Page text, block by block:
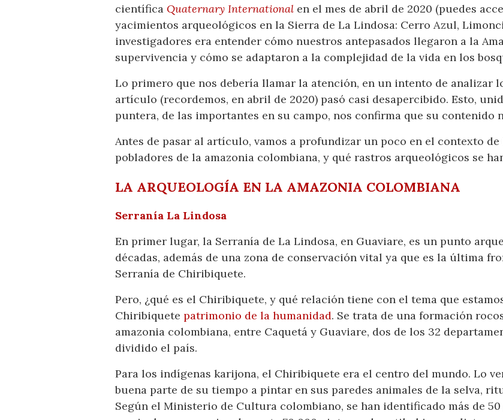
científica Quaternary International en el mes de abril de 2020 (puedes
yacimientos arqueológicos en la Sierra de La Lindosa: Cerro Azul,
investigadores era entender cómo nuestros antepasados llegaron a la
supervivencia y cómo se adaptaron a la complejidad de la vida en los
Lo primero que nos debería llamar la atención, en un intento de analizar
artículo (recordemos, en abril de 2020) pasó casi desapercibido. Esto,
puntera, de las importantes en su campo, nos confirma que su contenido
Antes de pasar al artículo, vamos a profundizar un poco en el contexto
pobladores de la amazonia colombiana, y qué rastros arqueológicos se
LA ARQUEOLOGÍA EN LA AMAZONIA COLOMBIANA
Serranía La Lindosa
En primer lugar, la Serranía de La Lindosa, en Guaviare, es un punto
décadas, además de una zona de conservación vital ya que es la última
Serranía de Chiribiquete.
Pero, ¿qué es el Chiribiquete, y qué relación tiene con el tema que
Chiribiquete patrimonio de la humanidad. Se trata de una formación
amazonia colombiana, entre Caquetá y Guaviare, dos de los 32
dividido el país.
Para los indígenas karijona, el Chiribiquete era el centro del mundo. Lo
buena parte de su tiempo a pintar en sus paredes animales de la selva,
Según el Ministerio de Cultura colombiano, se han identificado más de